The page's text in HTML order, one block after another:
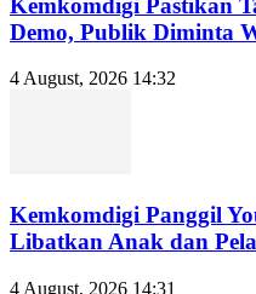
Demo, Publik Diminta
4 August, 2026 14:32
Kemkomdigi Panggil
Libatkan Anak dan
4 August, 2026 14:31